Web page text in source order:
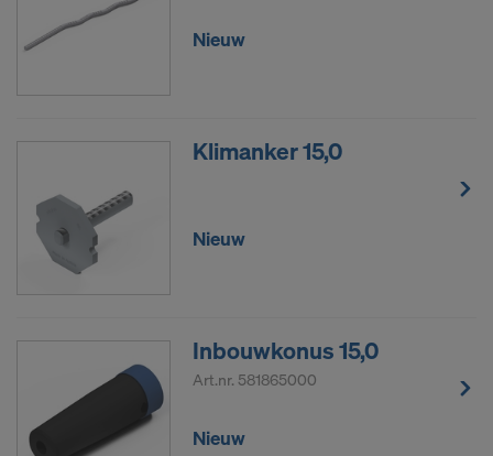
Nieuw
Klimanker 15,0
Nieuw
Inbouwkonus 15,0
Art.nr. 581865000
Nieuw